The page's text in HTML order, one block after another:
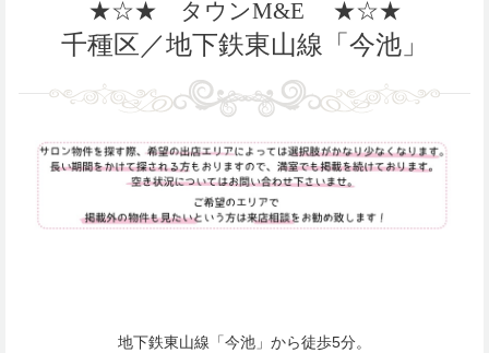
★☆★
タウンM&E ★☆★
千種区／地下鉄東山線「今池」
地下鉄東山線「今池」から徒歩5分。